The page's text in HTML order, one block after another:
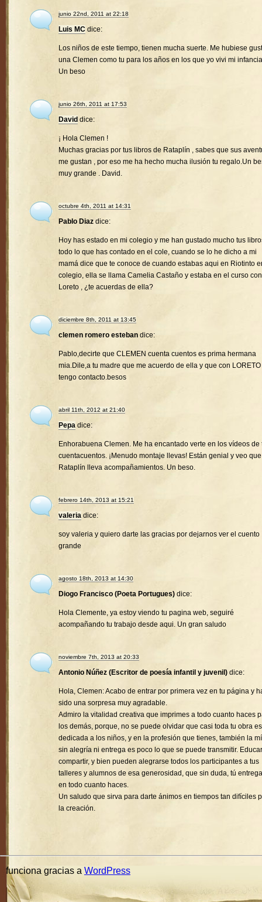
junio 22nd, 2011 at 22:18
Luis MC dice:
Los niños de este tiempo, tienen mucha suerte. Me hubiese
una Clemen como tu para los años en los que yo vivi mi
Un beso
junio 26th, 2011 at 17:53
David dice:
¡ Hola Clemen !
Muchas gracias por tus libros de Rataplín , sabes que sus
me gustan , por eso me ha hecho mucha ilusión tu regalo.Un
muy grande . David.
octubre 4th, 2011 at 14:31
Pablo Diaz dice:
Hoy has estado en mi colegio y me han gustado mucho tus
todo lo que has contado en el cole, cuando se lo he dicho a mi
mamá dice que te conoce de cuando estabas aqui en Riotinto
colegio, ella se llama Camelia Castaño y estaba en el curso con
Loreto , ¿te acuerdas de ella?
diciembre 8th, 2011 at 13:45
clemen romero esteban dice:
Pablo,decirte que CLEMEN cuenta cuentos es prima hermana
mia.Dile,a tu madre que me acuerdo de ella y que con LORETO
tengo contacto.besos
abril 11th, 2012 at 21:40
Pepa dice:
Enhorabuena Clemen. Me ha encantado verte en los vídeos de
cuentacuentos. ¡Menudo montaje llevas! Están genial y veo que
Rataplín lleva acompañamientos. Un beso.
febrero 14th, 2013 at 15:21
valeria dice:
soy valeria y quiero darte las gracias por dejarnos ver el cuento
grande
agosto 18th, 2013 at 14:30
Diogo Francisco (Poeta Portugues) dice:
Hola Clemente, ya estoy viendo tu pagina web, seguiré
acompañando tu trabajo desde aqui. Un gran saludo
noviembre 7th, 2013 at 20:33
Antonio Núñez (Escritor de poesía infantil y juvenil) dice:
Hola, Clemen: Acabo de entrar por primera vez en tu página y
sido una sorpresa muy agradable.
Admiro la vitalidad creativa que imprimes a todo cuanto haces
los demás, porque, no se puede olvidar que casi toda tu obra
dedicada a los niños, y en la profesión que tienes, también la
sin alegría ni entrega es poco lo que se puede transmitir.
compartir, y bien pueden alegrarse todos los participantes a tus
talleres y alumnos de esa generosidad, que sin duda, tú
en todo cuanto haces.
Un saludo que sirva para darte ánimos en tiempos tan difíciles
la creación.
funciona gracias a WordPress